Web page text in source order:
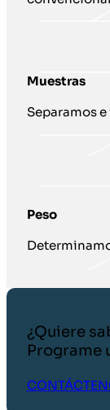
Muestras
Separamos
Peso
¿Quiere
Programe